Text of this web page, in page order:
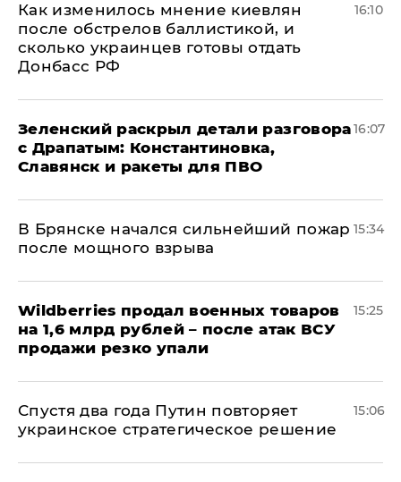
Как изменилось мнение киевлян
после обстрелов баллистикой, и
сколько украинцев готовы отдать
Донбасс РФ
16:10
​Зеленский раскрыл детали разговора
с Драпатым: Константиновка,
Славянск и ракеты для ПВО
16:07
В Брянске начался сильнейший пожар
после мощного взрыва
15:34
​Wildberries продал военных товаров
на 1,6 млрд рублей – после атак ВСУ
продажи резко упали
15:25
Спустя два года Путин повторяет
украинское стратегическое решение
15:06